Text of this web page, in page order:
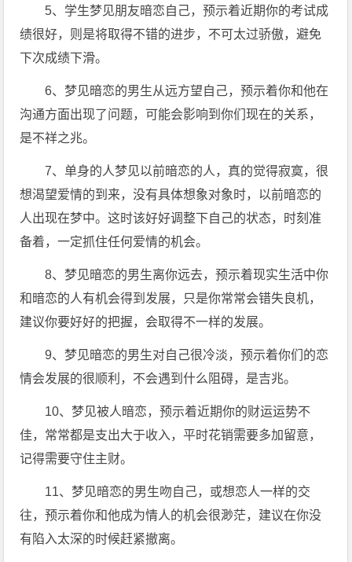
5、学生梦见朋友暗恋自己，预示着近期你的考试成
绩很好，则是将取得不错的进步，不可太过骄傲，避免
下次成绩下滑。
6、梦见暗恋的男生从远方望自己，预示着你和他在
沟通方面出现了问题，可能会影响到你们现在的关系，
是不祥之兆。
7、单身的人梦见以前暗恋的人，真的觉得寂寞，很
想渴望爱情的到来，没有具体想象对象时，以前暗恋的
人出现在梦中。这时该好好调整下自己的状态，时刻准
备着，一定抓住任何爱情的机会。
8、梦见暗恋的男生离你远去，预示着现实生活中你
和暗恋的人有机会得到发展，只是你常常会错失良机，
建议你要好好的把握，会取得不一样的发展。
9、梦见暗恋的男生对自己很冷淡，预示着你们的恋
情会发展的很顺利，不会遇到什么阻碍，是吉兆。
10、梦见被人暗恋，预示着近期你的财运运势不
佳，常常都是支出大于收入，平时花销需要多加留意，
记得需要守住主财。
11、梦见暗恋的男生吻自己，或想恋人一样的交
往，预示着你和他成为情人的机会很渺茫，建议在你没
有陷入太深的时候赶紧撤离。